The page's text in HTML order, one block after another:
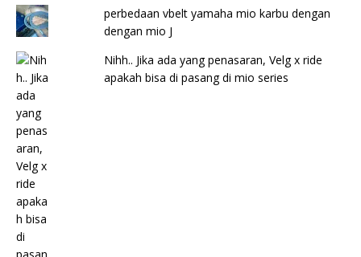
perbedaan vbelt yamaha mio karbu dengan
dengan mio J
Nihh.. Jika ada yang penasaran, Velg x ride
apakah bisa di pasang di mio series